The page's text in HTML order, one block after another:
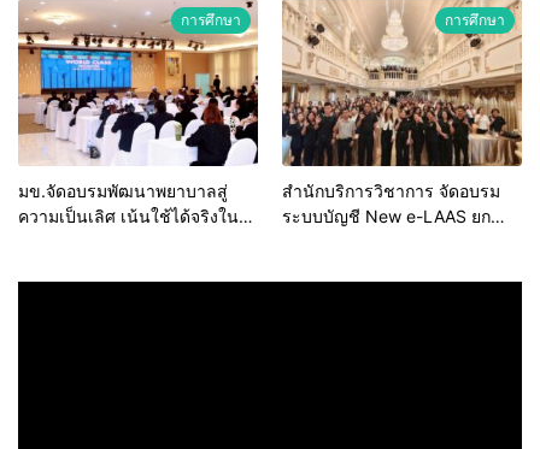
ชาติ NCPD 2026 เปลี่ยน “ผ้า
เหลือ” สู่รายได้ที่ยั่งยืน
สร้างเครือข่ายและยกระดับงาน
วิชาการรับใช้สังคม
การศึกษา
มข.จัดอบรมพัฒนาพยาบาลสู่
ความเป็นเลิศ เน้นใช้ได้จริงใน
การศึกษา
สำนักบริการวิชาการ จัดอบรม
ระบบบัญชี New e-LAAS ยก